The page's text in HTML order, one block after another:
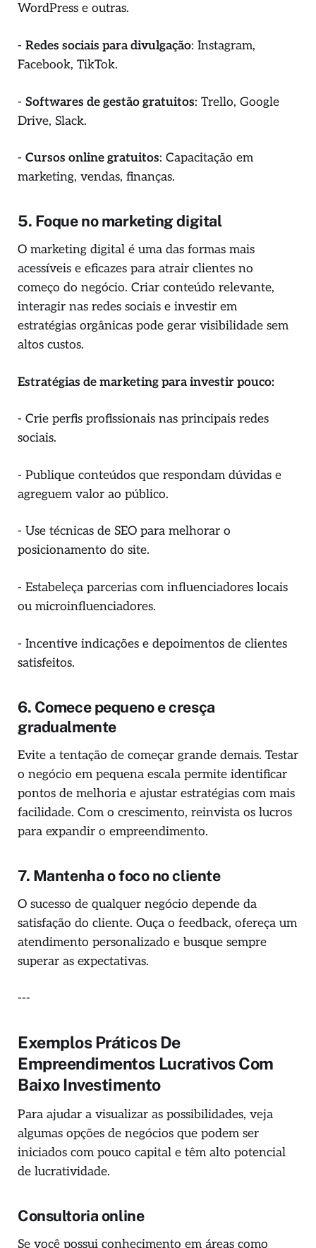
WordPress e outras.
- Redes sociais para divulgação: Instagram,
Facebook, TikTok.
- Softwares de gestão gratuitos: Trello, Google
Drive, Slack.
- Cursos online gratuitos: Capacitação em
marketing, vendas, finanças.
5. Foque no marketing digital
O marketing digital é uma das formas mais
acessíveis e eficazes para atrair clientes no
começo do negócio. Criar conteúdo relevante,
interagir nas redes sociais e investir em
estratégias orgânicas pode gerar visibilidade sem
altos custos.
Estratégias de marketing para investir pouco:
- Crie perfis profissionais nas principais redes
sociais.
- Publique conteúdos que respondam dúvidas e
agreguem valor ao público.
- Use técnicas de SEO para melhorar o
posicionamento do site.
- Estabeleça parcerias com influenciadores locais
ou microinfluenciadores.
- Incentive indicações e depoimentos de clientes
satisfeitos.
6. Comece pequeno e cresça
gradualmente
Evite a tentação de começar grande demais. Testar
o negócio em pequena escala permite identificar
pontos de melhoria e ajustar estratégias com mais
facilidade. Com o crescimento, reinvista os lucros
para expandir o empreendimento.
7. Mantenha o foco no cliente
O sucesso de qualquer negócio depende da
satisfação do cliente. Ouça o feedback, ofereça um
atendimento personalizado e busque sempre
superar as expectativas.
---
Exemplos Práticos De
Empreendimentos Lucrativos Com
Baixo Investimento
Para ajudar a visualizar as possibilidades, veja
algumas opções de negócios que podem ser
iniciados com pouco capital e têm alto potencial
de lucratividade.
Consultoria online
Se você possui conhecimento em áreas como